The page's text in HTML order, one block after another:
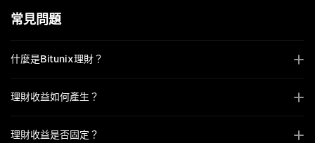
常見問題
什麼是Bitunix理財？
理財收益如何產生？
理財收益是否固定？